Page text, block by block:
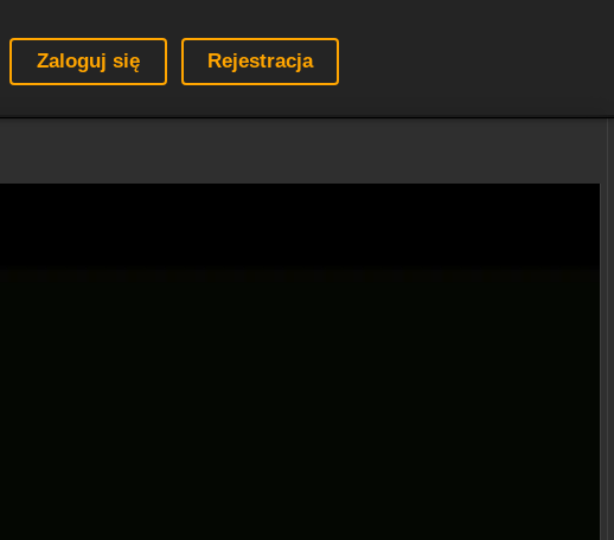
Zaloguj się Rejestracja